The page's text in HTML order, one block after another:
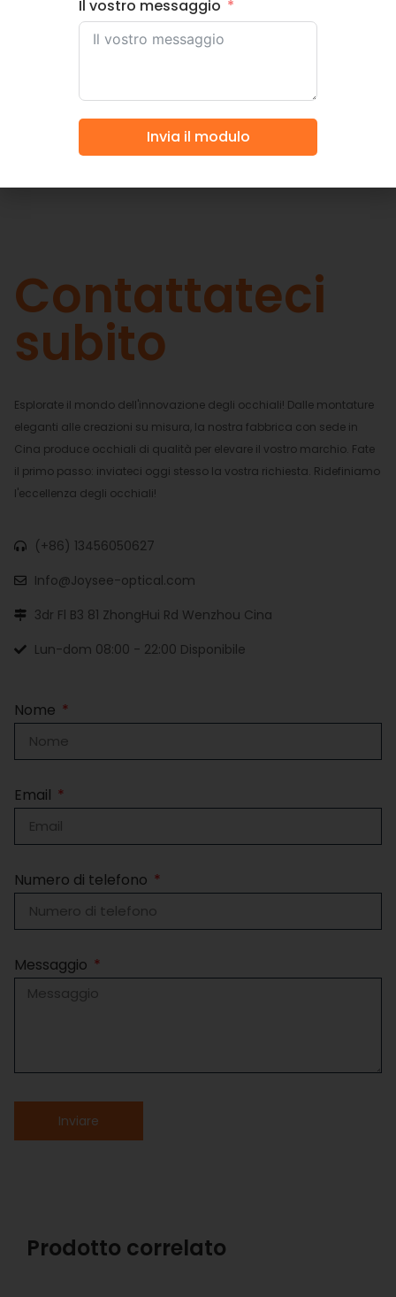
Acquista ora
Contattateci
subito
Esplorate il mondo dell'innovazione degli occhiali! Dalle montature
eleganti alle creazioni su misura, la nostra fabbrica con sede in
Cina produce occhiali di qualità per elevare il vostro marchio. Fate
il primo passo: inviateci oggi stesso la vostra richiesta. Ridefiniamo
l'eccellenza degli occhiali!
(+86) 13456050627
Info@Joysee-optical.com
3dr Fl B3 81 ZhongHui Rd Wenzhou Cina
Lun-dom 08:00 - 22:00 Disponibile
Nome
Email
Numero di telefono
Messaggio
Inviare
Prodotto correlato
Il vostro messaggio
Invia il modulo